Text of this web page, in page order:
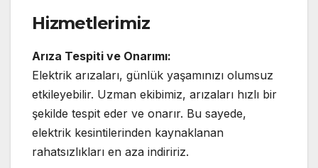
Hizmetlerimiz
Arıza Tespiti ve Onarımı:
Elektrik arızaları, günlük yaşamınızı olumsuz
etkileyebilir. Uzman ekibimiz, arızaları hızlı bir
şekilde tespit eder ve onarır. Bu sayede,
elektrik kesintilerinden kaynaklanan
rahatsızlıkları en aza indiririz.